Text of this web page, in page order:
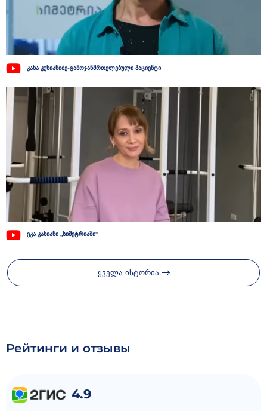
კახა კუხიანიძე-გამოჯანმრთელებული პაციენტი
ეკა კახიანი ,,სიმეტრიაში"
ყველა ისტორია
Рейтинги и отзывы
4.9